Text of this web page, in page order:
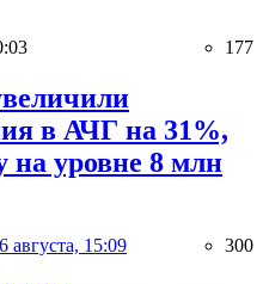
177
в АЧГ на 31%,
на уровне 8 млн
августа, 15:09 300